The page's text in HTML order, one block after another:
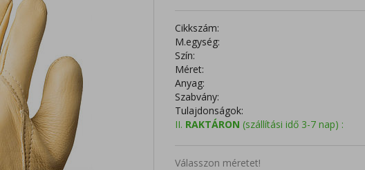
Cikkszám:
M.egység:
Szín:
Méret:
Anyag:
Szabvány:
Tulajdonságok:
II. RAKTÁRON (szállítási idő 3-7 nap) :
Válasszon méretet!